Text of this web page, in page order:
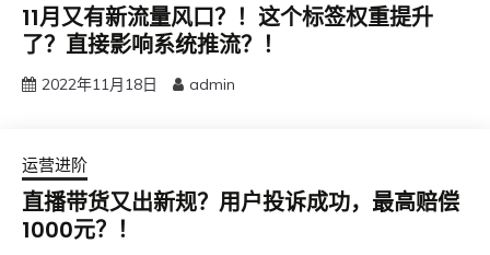
11月又有新流量风口？！这个标签权重提升
了？直接影响系统推流？！
2022年11月18日 admin
运营进阶
直播带货又出新规？用户投诉成功，最高赔偿
1000元？！